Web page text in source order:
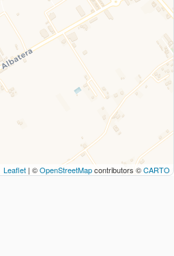
Leaflet | ©OpenStreetMapcontributors ©CARTO